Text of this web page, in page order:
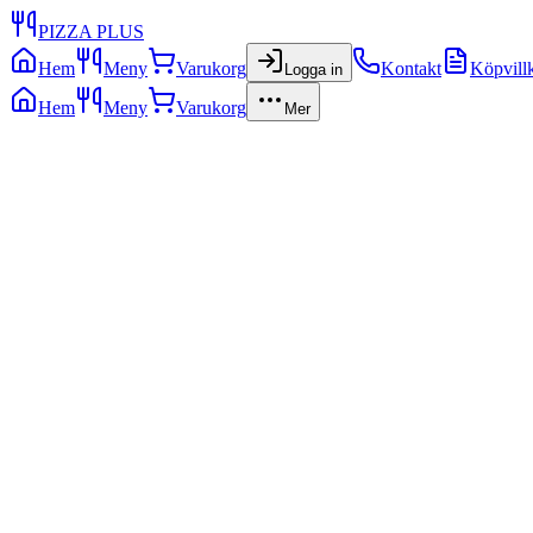
PIZZA PLUS
Hem
Meny Varukorg Logga in Kontakt
Hem
Meny Varukorg Mer